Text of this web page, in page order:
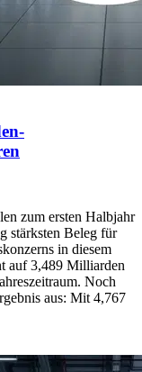
zum ersten Halbjahr
stärksten Beleg für
in diesem
auf 3,489 Milliarden
Noch
aus: Mit 4,767